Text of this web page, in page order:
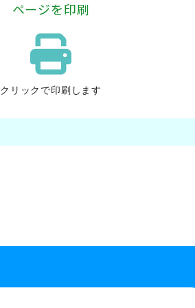
ページを印刷
クリック で印刷します